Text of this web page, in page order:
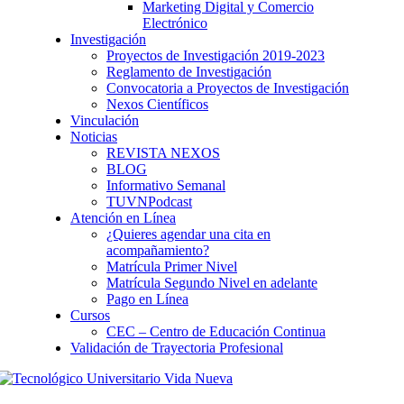
Marketing Digital y Comercio
Electrónico
Investigación
Proyectos de Investigación 2019-2023
Reglamento de Investigación
Convocatoria a Proyectos de Investigación
Nexos Científicos
Vinculación
Noticias
REVISTA NEXOS
BLOG
Informativo Semanal
TUVNPodcast
Atención en Línea
¿Quieres agendar una cita en
acompañamiento?
Matrícula Primer Nivel
Matrícula Segundo Nivel en adelante
Pago en Línea
Cursos
CEC – Centro de Educación Continua
Validación de Trayectoria Profesional